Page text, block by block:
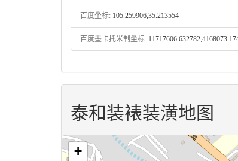
百度坐标: 105.259906,35.213554
百度墨卡托米制坐标:
泰和装裱装潢地图
+